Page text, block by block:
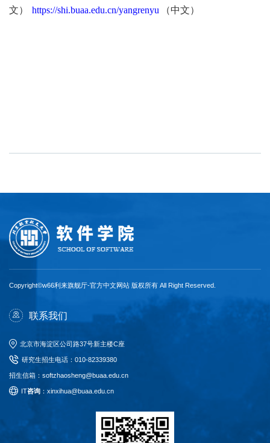
文）
https://shi.buaa.edu.cn/yangrenyu （中文）
Copyright©w66利来旗舰厅-官方中文网站 版权所有 All Right Reserved.
联系我们
北京市海淀区公司路37号新主楼C座
研究生招生电话： 010-82339380
招生信箱：softzhaosheng@buaa.edu.cn
T咨询 ：xinxihua@buaa.edu.cn